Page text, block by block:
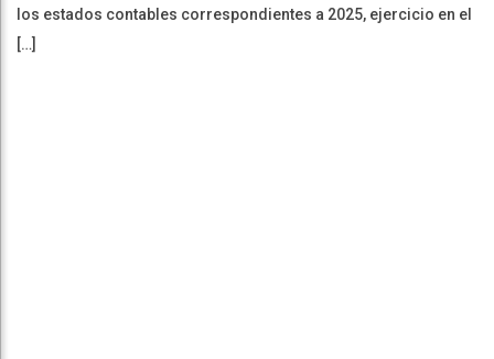
los estados contables correspondientes a 2025, ejercicio en el
[…]